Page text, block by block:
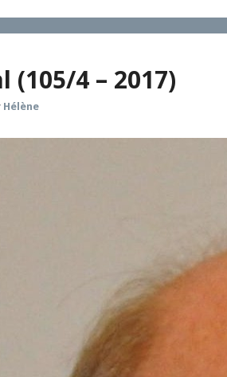
(105/4 – 2017)
Hélène